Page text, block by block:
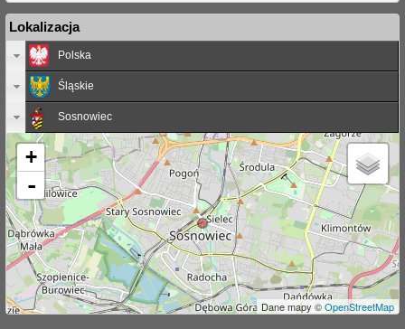
Lokalizacja
Polska
Śląskie
Sosnowiec
+
-
Dane mapy ©OpenStreetMap